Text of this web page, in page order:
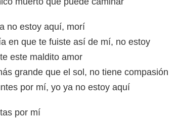
no estoy aquí, morí
en que te fuiste así de mí, no estoy
este maldito amor
grande que el sol, no tiene compasión
por mí, yo ya no estoy aquí
por mí